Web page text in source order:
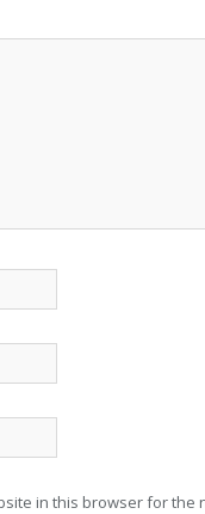
in this browser for the